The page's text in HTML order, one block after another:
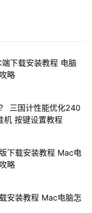
下载安装教程 电脑
略
三国计性能优化240
机 按键设置教程
下载安装教程 Mac电
略
安装教程 Mac电脑怎